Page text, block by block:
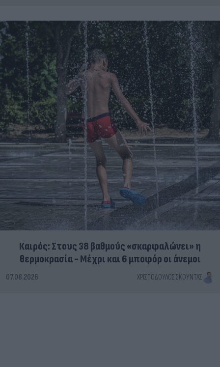
Καιρός: Στους 38 βαθμούς «σκαρφαλώνει» η
θερμοκρασία - Μέχρι και 6 μποφόρ οι άνεμοι
07.08.2026 ΧΡΙΣΤΌΔΟΥΛΟΣ ΣΚΟΎΝΤΑΣ